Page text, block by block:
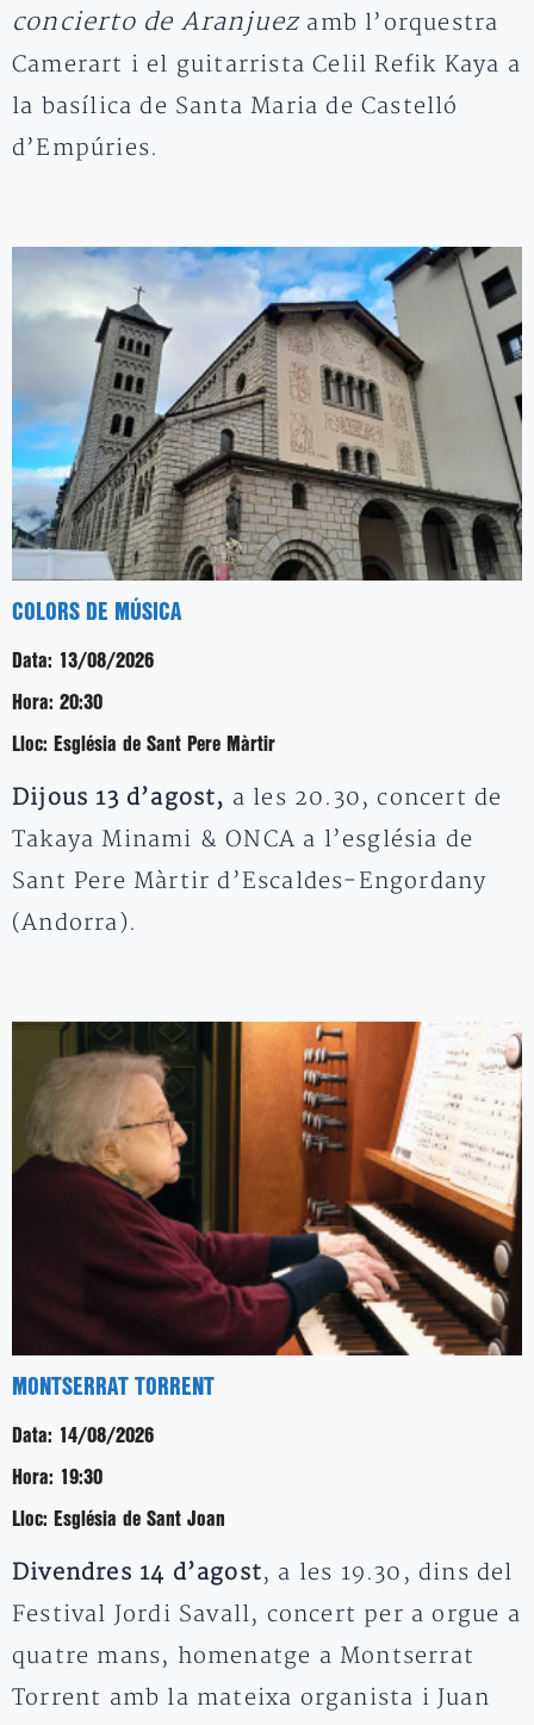
concierto de Aranjuez amb l’orquestra
Camerart i el guitarrista Celil Refik Kaya a
la basílica de Santa Maria de Castelló
d’Empúries.
COLORS DE MÚSICA
Data: 13/08/2026
Hora: 20:30
Lloc: Església de Sant Pere Màrtir
Dijous 13 d’agost, a les 20.30, concert de
Takaya Minami & ONCA a l’església de
Sant Pere Màrtir d’Escaldes-Engordany
(Andorra).
MONTSERRAT TORRENT
Data: 14/08/2026
Hora: 19:30
Lloc: Església de Sant Joan
Divendres 14 d’agost, a les 19.30, dins del
Festival Jordi Savall, concert per a orgue a
quatre mans, homenatge a Montserrat
Torrent amb la mateixa organista i Juan